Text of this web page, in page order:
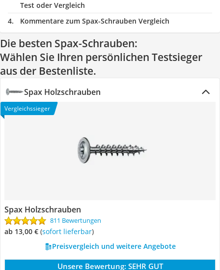
Test oder Vergleich
Kommentare zum Spax-Schrauben Vergleich
Die besten Spax-Schrauben:
Wählen Sie Ihren persönlichen Testsieger
aus der Bestenliste.
Spax Holzschrauben
Vergleichssieger
Spax Holzschrauben
811 Bewertungen
ab 13,00 € ( Sofort lieferbar)
Preisvergleich und weitere Angebote
Unsere Bewertung: SEHR GUT